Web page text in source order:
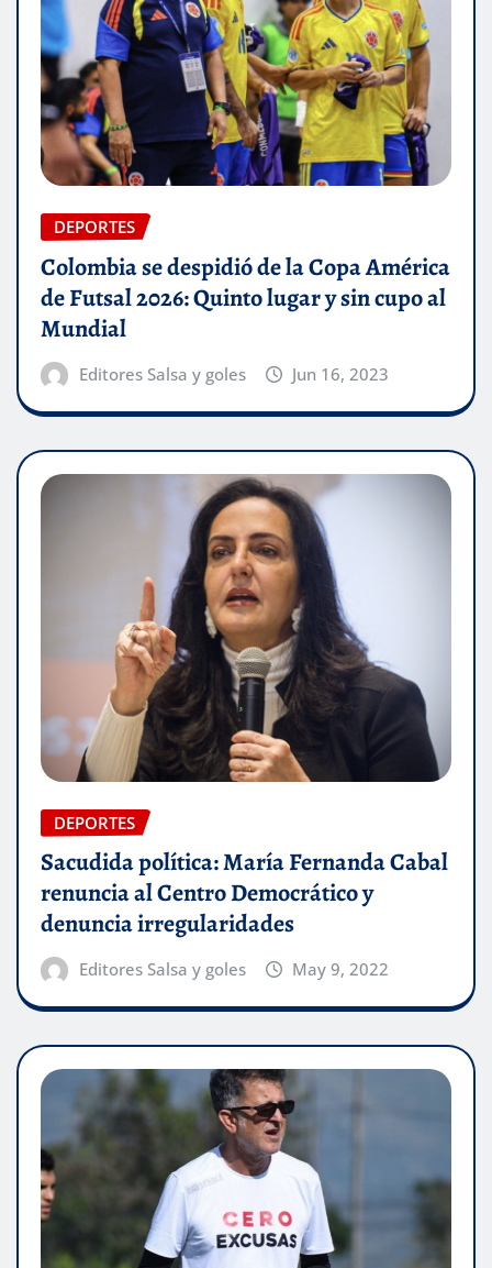
DEPORTES
Colombia se despidió de la Copa América
de Futsal 2026: Quinto lugar y sin cupo al
Mundial
Editores Salsa y goles Jun 16, 2023
DEPORTES
Sacudida política: María Fernanda Cabal
renuncia al Centro Democrático y
denuncia irregularidades
Editores Salsa y goles May 9, 2022